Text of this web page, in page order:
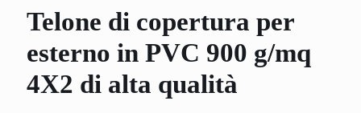
Telone di copertura per
esterno in PVC 900 g/mq
4X2 di alta qualità